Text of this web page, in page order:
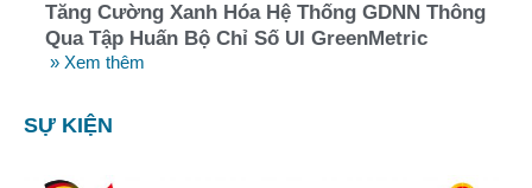
Tăng Cường Xanh Hóa Hệ Thống GDNN Thông
Qua Tập Huấn Bộ Chỉ Số UI GreenMetric
» Xem thêm
SỰ KIỆN